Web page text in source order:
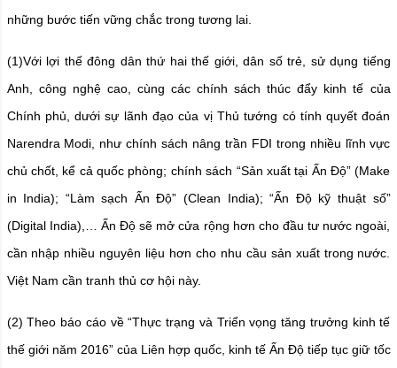
những bước tiến vững chắc trong tương lai.
(1)Với lợi thế đông dân thứ hai thế giới, dân số trẻ, sử dụng tiếng
Anh, công nghệ cao, cùng các chính sách thúc đẩy kinh tế của
Chính phủ, dưới sự lãnh đạo của vị Thủ tướng có tính quyết đoán
Narendra Modi, như chính sách nâng trần FDI trong nhiều lĩnh vực
chủ chốt, kể cả quốc phòng; chính sách “Sản xuất tại Ấn Độ” (Make
in India); “Làm sạch Ấn Độ” (Clean India); “Ấn Độ kỹ thuật số”
(Digital India),… Ấn Độ sẽ mở cửa rộng hơn cho đầu tư nước ngoài,
cần nhập nhiều nguyên liệu hơn cho nhu cầu sản xuất trong nước.
Việt Nam cần tranh thủ cơ hội này.
(2) Theo báo cáo về “Thực trạng và Triển vọng tăng trưởng kinh tế
thế giới năm 2016” của Liên hợp quốc, kinh tế Ấn Độ tiếp tục giữ tốc